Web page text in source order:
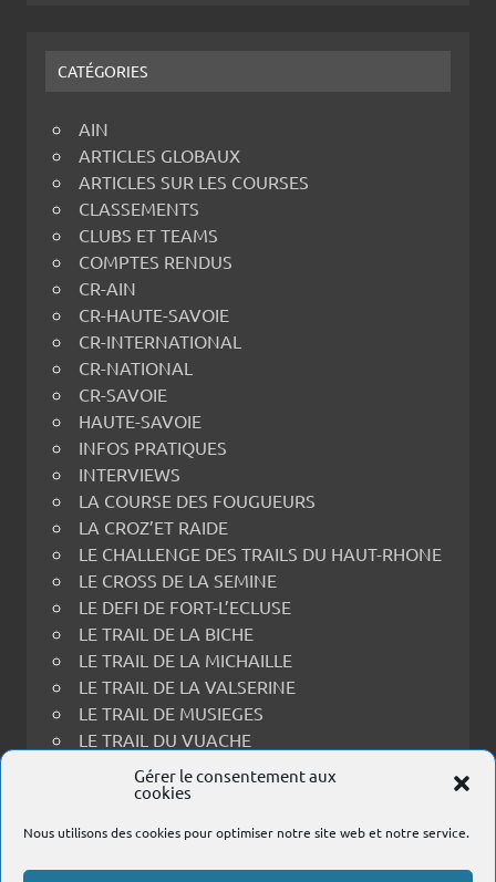
Gérer le consentement aux
cookies
Nous utilisons des cookies pour optimiser notre site web et notre service.
CATÉGORIES
AIN
ARTICLES GLOBAUX
ARTICLES SUR LES COURSES
CLASSEMENTS
CLUBS ET TEAMS
COMPTES RENDUS
CR-AIN
CR-HAUTE-SAVOIE
CR-INTERNATIONAL
CR-NATIONAL
CR-SAVOIE
HAUTE-SAVOIE
INFOS PRATIQUES
INTERVIEWS
LA COURSE DES FOUGUEURS
LA CROZ’ET RAIDE
LE CHALLENGE DES TRAILS DU HAUT-RHONE
LE CROSS DE LA SEMINE
LE DEFI DE FORT-L’ECLUSE
LE TRAIL DE LA BICHE
LE TRAIL DE LA MICHAILLE
LE TRAIL DE LA VALSERINE
LE TRAIL DE MUSIEGES
LE TRAIL DU VUACHE
LE TRAIL THOIRY-RECULET
LES PRINCES EN FOULEES
PRESENTATIONS DES COURSES
RESULTATS